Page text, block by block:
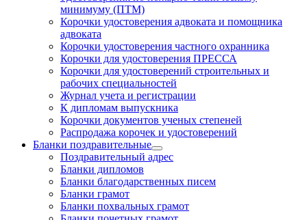
минимуму (ПТМ)
Корочки удостоверения адвоката и помощника
адвоката
Корочки удостоверения частного охранника
Корочки для удостоверения ПРЕССА
Корочки для удостоверений строительных и
рабочих специальностей
Журнал учета и регистрации
К дипломам выпускника
Корочки документов ученых степеней
Распродажа корочек и удостоверений
Бланки поздравительные
Поздравительный адрес
Бланки дипломов
Бланки благодарственных писем
Бланки грамот
Бланки похвальных грамот